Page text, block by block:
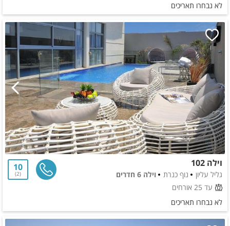
לא נבחרו תאריכים
וילה 102
גליל עליון נוף כנרת
וילה 6 חדרים
עד 25 אורחים
10
2
לא נבחרו תאריכים